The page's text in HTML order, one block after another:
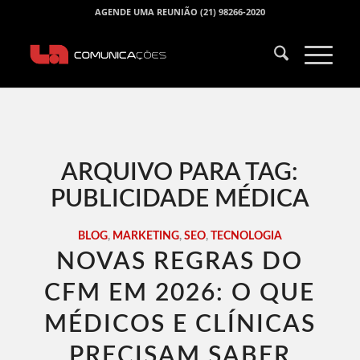
AGENDE UMA REUNIÃO (21) 98266-2020
ARQUIVO PARA TAG:
PUBLICIDADE MÉDICA
BLOG, MARKETING, SEO, TECNOLOGIA
NOVAS REGRAS DO
CFM EM 2026: O QUE
MÉDICOS E CLÍNICAS